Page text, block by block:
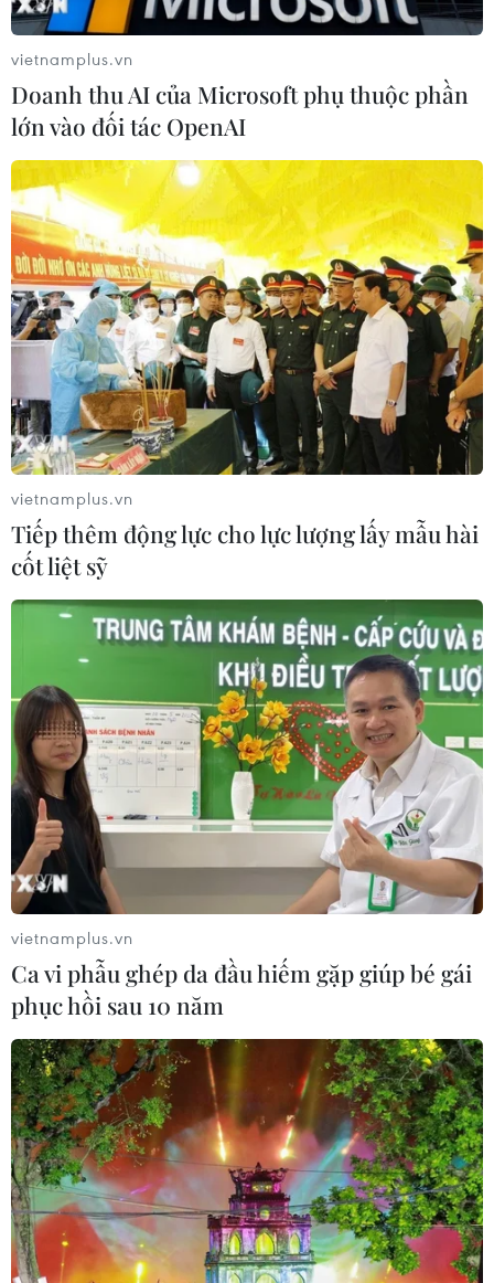
vietnamplus.vn
Doanh thu AI của Microsoft phụ thuộc phần
lớn vào đối tác OpenAI
vietnamplus.vn
Tiếp thêm động lực cho lực lượng lấy mẫu hài
cốt liệt sỹ
vietnamplus.vn
Ca vi phẫu ghép da đầu hiếm gặp giúp bé gái
phục hồi sau 10 năm